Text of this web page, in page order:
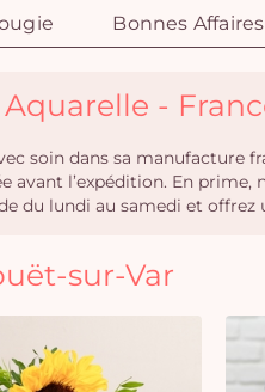
Bonnes Affaires
-
soin dans sa manufacture
avant l’expédition. En
du lundi au samedi et offrez
sur-Var